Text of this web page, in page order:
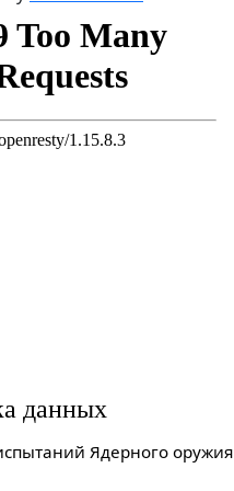
данных
Ядерного оружия